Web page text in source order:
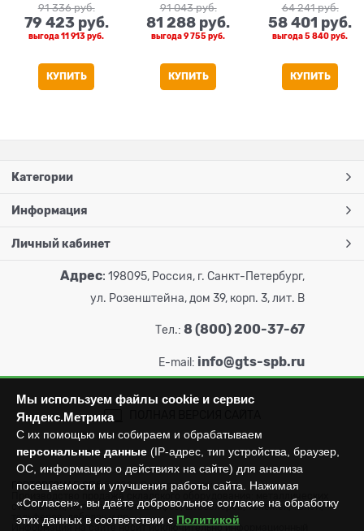
91 336 руб.
79 423 руб.
выгода11 913 руб.
КУПИТЬ
91 043 руб.
81 288 руб.
выгода9 755 руб.
КУПИТЬ
64 241 руб.
58 401 руб.
выгода5 840 руб.
КУПИТЬ
Категории
Информация
Личный кабинет
Адрес: 198095, Россия, г. Санкт-Петербург,
ул. Розенштейна, дом 39, корп. 3, лит. В
Тел.: 8 (800) 200-37-67
E-mail: info@gts-spb.ru
ГОРТОРГСНАБ СПб © 2026Все права защищены.
Производство продажа складского оборудования: металлических
стеллажей, металлических шкафов, штабелеров, тележек, талей,
тельферов, лебедок и пр.
Информация на сайте носит исключительно информационный
Мы используем файлы cookie и сервис
Яндекс.Метрика
С их помощью мы собираем и обрабатываем
персональные данные (IP-адрес, тип устройства, браузер,
ОС, информацию о действиях на сайте) для анализа
посещаемости и улучшения работы сайта. Нажимая
«Согласен», вы даёте добровольное согласие на обработку
этих данных в соответствии с Политикой